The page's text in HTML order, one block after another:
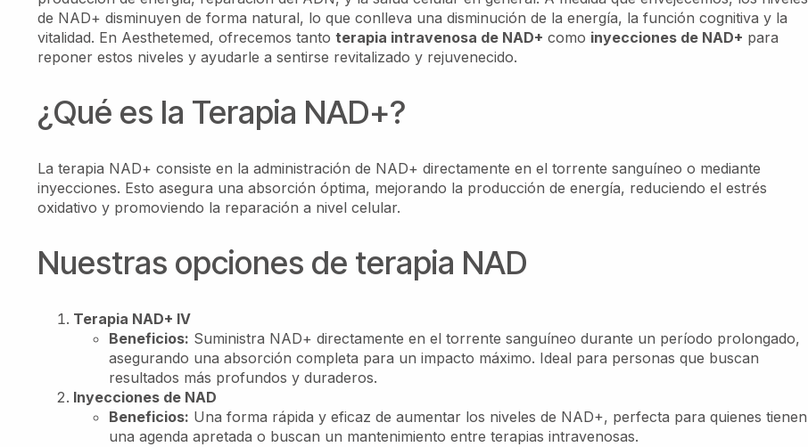
de NAD+ disminuyen de forma natural, lo que conlleva una disminución de la energía, la función cognitiva y la
vitalidad. En Aesthetemed, ofrecemos tanto terapia intravenosa de NAD+ como inyecciones de NAD+ para
reponer estos niveles y ayudarle a sentirse revitalizado y rejuvenecido.
¿Qué es la Terapia NAD+?
La terapia NAD+ consiste en la administración de NAD+ directamente en el torrente sanguíneo o mediante
inyecciones. Esto asegura una absorción óptima, mejorando la producción de energía, reduciendo el estrés
oxidativo y promoviendo la reparación a nivel celular.
Nuestras opciones de terapia NAD
Terapia NAD+ IV
Beneficios: Suministra NAD+ directamente en el torrente sanguíneo durante un período prolongado,
asegurando una absorción completa para un impacto máximo. Ideal para personas que buscan
resultados más profundos y duraderos.
Inyecciones de NAD
Beneficios: Una forma rápida y eficaz de aumentar los niveles de NAD+, perfecta para quienes tienen
una agenda apretada o buscan un mantenimiento entre terapias intravenosas.